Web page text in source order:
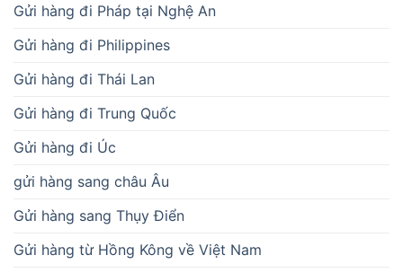
Gửi hàng đi Pháp tại Nghệ An
Gửi hàng đi Philippines
Gửi hàng đi Thái Lan
Gửi hàng đi Trung Quốc
Gửi hàng đi Úc
gửi hàng sang châu Âu
Gửi hàng sang Thụy Điển
Gửi hàng từ Hồng Kông về Việt Nam